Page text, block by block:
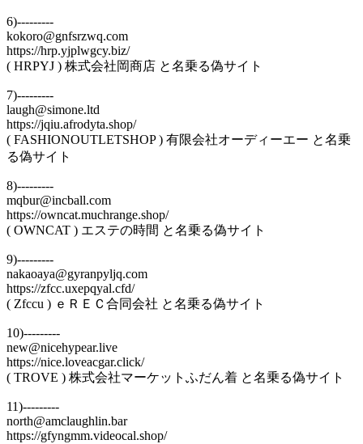
6)---------
kokoro@gnfsrzwq.com
https://hrp.yjplwgcy.biz/
( HRPYJ ) 株式会社岡商店 と名乗る偽サイト
7)---------
laugh@simone.ltd
https://jqiu.afrodyta.shop/
( FASHIONOUTLETSHOP ) 有限会社オーディーエー と名乗
る偽サイト
8)---------
mqbur@incball.com
https://owncat.muchrange.shop/
( OWNCAT ) エステの時間 と名乗る偽サイト
9)---------
nakaoaya@gyranpyljq.com
https://zfcc.uxepqyal.cfd/
( Zfccu ) ｅＲＥＣ合同会社 と名乗る偽サイト
10)---------
new@nicehypear.live
https://nice.loveacgar.click/
( TROVE ) 株式会社マーケットふだん着 と名乗る偽サイト
11)---------
north@amclaughlin.bar
https://gfyngmm.videocal.shop/